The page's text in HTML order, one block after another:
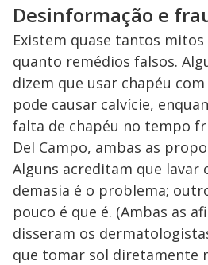
Desinformação e
Existem quase tantos mitos
quanto remédios falsos.
dizem que usar chapéu
pode causar calvície,
falta de chapéu no tempo
Del Campo, ambas as
Alguns acreditam que lavar
demasia é o problema;
pouco é que é. (Ambas as
disseram os
que tomar sol diretamente